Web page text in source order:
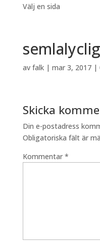
Välj en sida
av falk| mar 3, 2017|
Skicka
Din e-postadress
Obligatoriska fält är
Kommentar *